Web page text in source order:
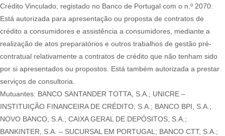
Crédito Vinculado, registado no Banco de Portugal com o n.º 2070.
Está autorizada para apresentação ou proposta de contratos de
crédito a consumidores e assistência a consumidores, mediante a
realização de atos preparatórios e outros trabalhos de gestão pré-
contratual relativamente a contratos de crédito que não tenham sido
por si apresentados ou propostos. Está também autorizada a prestar
serviços de consultoria.
Mutuantes: BANCO SANTANDER TOTTA, S.A.; UNICRE –
INSTITUIÇÃO FINANCEIRA DE CRÉDITO, S.A.; BANCO BPI, S.A.;
NOVO BANCO, S.A.; CAIXA GERAL DE DEPÓSITOS, S.A.;
BANKINTER, S.A. – SUCURSAL EM PORTUGAL; BANCO CTT, S.A.;